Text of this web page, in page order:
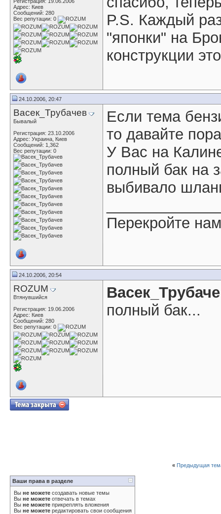
Адрес: Киев
Сообщений: 280
Вес репутации: 0
P.S. Каждый
"японки" на
конструкции
24.10.2006, 20:47
Васек_Трубачев
Бывалый
Регистрация: 23.10.2006
Адрес: Украина, Киев
Сообщений: 1,362
Вес репутации: 0
Если тема
то давайте
У Вас на
полный бак на
выбивало
Перекройте
24.10.2006, 20:54
ROZUM
Втянувшийся
Регистрация: 19.06.2006
Адрес: Киев
Сообщений: 280
Вес репутации: 0
полный бак...
« Предыдущая
Ваши права в разделе
Вы не можете создавать новые темы
Вы не можете отвечать в темах
Вы не можете прикреплять вложения
Вы не можете редактировать свои сообщения